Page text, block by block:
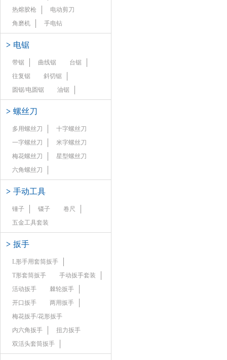
热熔胶枪
电动剪刀
角磨机
手电钻
> 电锯
带锯 曲线锯
台锯
往复锯
斜切锯
圆锯/电圆锯
油锯
> 螺丝刀
多用螺丝刀
十字螺丝刀
一字螺丝刀
米字螺丝刀
梅花螺丝刀
星型螺丝刀
六角螺丝刀
> 手动工具
锤子 镊子
卷尺
五金工具套装
> 扳手
L形手用套筒扳手
T形套筒扳手
手动扳手套装
活动扳手
棘轮扳手
开口扳手
两用扳手
梅花扳手/花形扳手
内六角扳手
扭力扳手
双活头套筒扳手